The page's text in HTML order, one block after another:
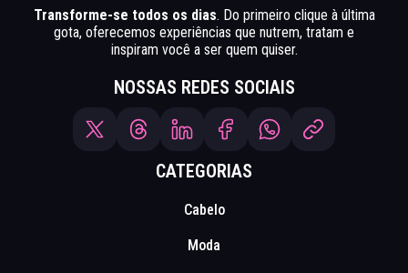
Transforme-se todos os dias. Do primeiro clique à última
gota, oferecemos experiências que nutrem, tratam e
inspiram você a ser quem quiser.
NOSSAS REDES SOCIAIS
CATEGORIAS
Cabelo
Moda